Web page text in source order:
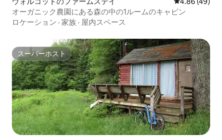
オーガニック農園にある森の中の1ルームのキャビン
ロケーション · 家族 · 屋内スペース
スーパーホスト
スーパーホスト